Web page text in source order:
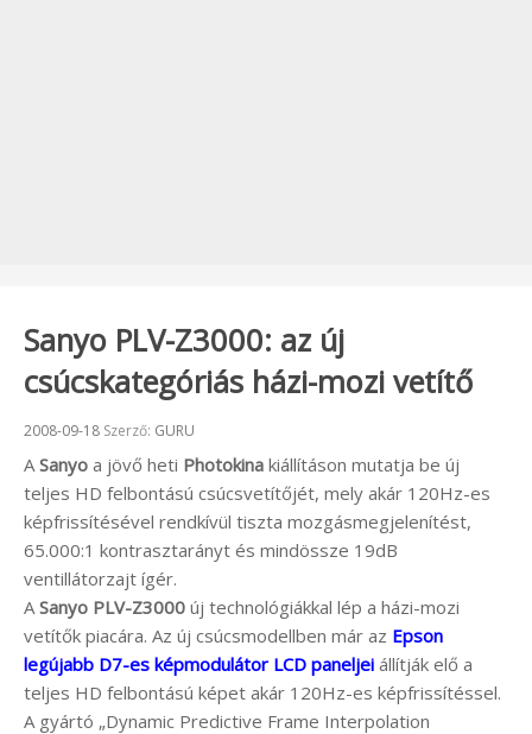
Sanyo PLV-Z3000: az új
csúcskategóriás házi-mozi vetítő
Beküldve:
2008-09-18 Szerző: GURU
A Sanyo a jövő heti Photokina kiállításon mutatja be új
teljes HD felbontású csúcsvetítőjét, mely akár 120Hz-es
képfrissítésével rendkívül tiszta mozgásmegjelenítést,
65.000:1 kontrasztarányt és mindössze 19dB
ventillátorzajt ígér.
A Sanyo PLV-Z3000 új technológiákkal lép a házi-mozi
vetítők piacára. Az új csúcsmodellben már az Epson
legújabb D7-es képmodulátor LCD paneljei állítják elő a
teljes HD felbontású képet akár 120Hz-es képfrissítéssel.
A gyártó „Dynamic Predictive Frame Interpolation